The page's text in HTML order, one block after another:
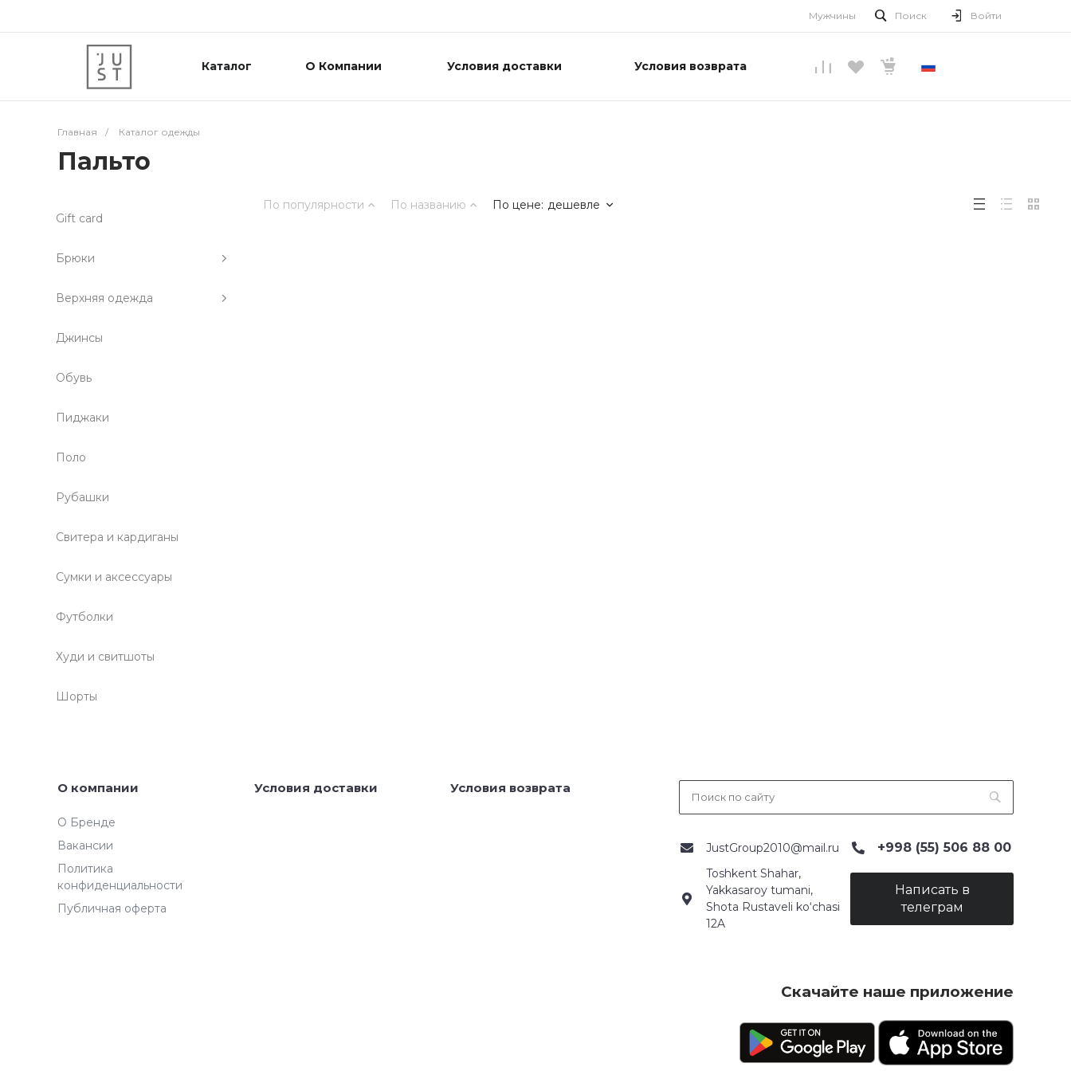
Мужчины Поиск Войти
Каталог О Компании Условия доставки Условия возврата
Главная / Каталог одежды
Пальто
Gift card
Брюки
Верхняя одежда
Джинсы
Обувь
Пиджаки
Поло
Рубашки
Свитера и кардиганы
Сумки и аксессуары
Футболки
Худи и свитшоты
Шорты
По популярности По названию По цене: дешевле
О компании
О Бренде
Вакансии
Политика
конфиденциальности
Публичная оферта
Условия доставки Условия возврата
JustGroup2010@mail.ru +998 (55) 506 88 00
Toshkent Shahar,
Yakkasaroy tumani,
Shota Rustaveli ko‘chasi
12A
Написать в
телеграм
Скачайте наше приложение